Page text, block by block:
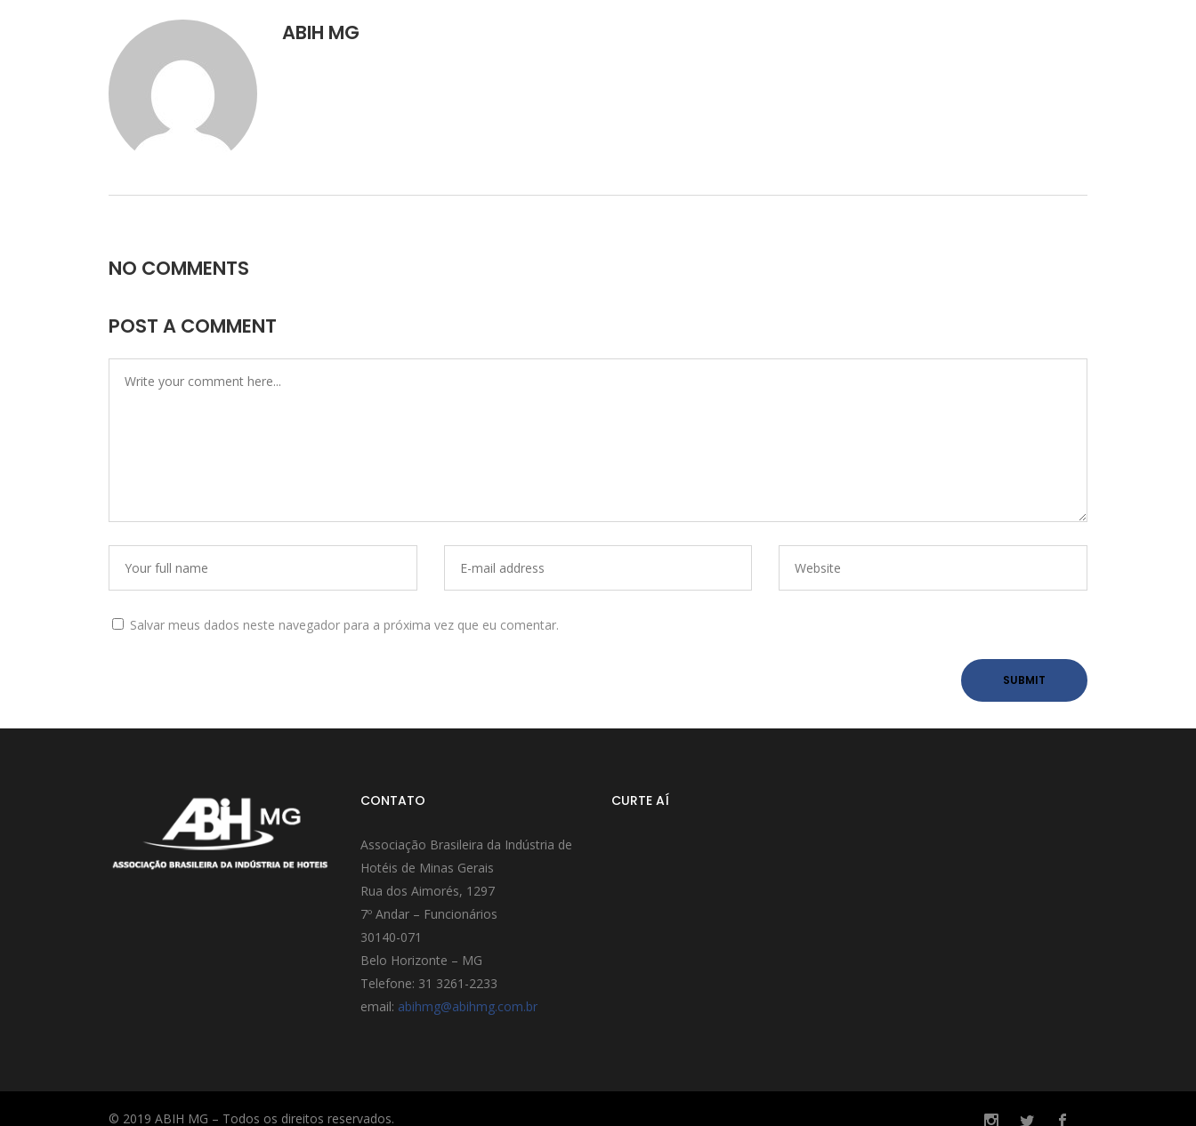
ABIH MG
NO COMMENTS
POST A COMMENT
Salvar meus dados neste navegador para a próxima vez que eu comentar.
CONTATO
Associação Brasileira da Indústria de
Hotéis de Minas Gerais
Rua dos Aimorés, 1297
7º Andar – Funcionários
30140-071
Belo Horizonte – MG
Telefone: 31 3261-2233
email: abihmg@abihmg.com.br
CURTE AÍ
© 2019 ABIH MG – Todos os direitos reservados.